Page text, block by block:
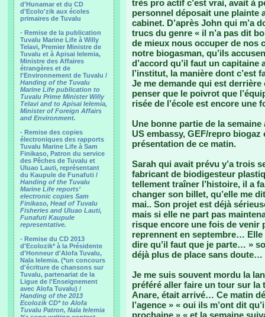
d'Hunamar et du CD
d'Ecolo'zik aux écoles
primaires de Tuvalu
- Remise de la publication
Tuvalu Marine Life à Willy
Telavi, Premier Ministre de
Tuvalu et à Apisai Ielemia,
Ministre des Affaires
étrangères et de
l'Environnement de Tuvalu /
Handing of the Tuvalu
Marine Life publication to
Tuvalu Prime Minister Willy
Telavi and to Apisai Ielemia,
Minister of Foreign Affairs
and Environment.
- Remise des copies
électroniques des rapports
Tuvalu Marine Life à Sam
Finikaso, Patron du service
des Pêches de Tuvalu et
Uluao Lauti, représentant
du Kaupule de Funafuti /
Handing of the Tuvalu
Marine Life reports’
electronic copies Sam
Finikaso, Head of Tuvalu
Fisheries and Uluao Lauti,
Funafuti Kaupule
representative.
- Remise du CD 2013
d'Ecolozik* à la Présidente
d'Honneur d'Alofa Tuvalu,
Nala Ielemia. (*un concours
d'écriture de chansons sur
Tuvalu, partenariat de la
Ligue de l'Enseignement
avec Alofa Tuvalu) /
Handing of the 2013
Ecolozik CD* to Alofa
Tuvalu Patron, Nala Ielemia
très pro actif c’est vrai, avait à
personnel déposait une plainte
cabinet. D’après John qui m’a
trucs du genre « il n’a pas dit
de mieux nous occuper de nos
notre biogasman, qu’ils
d’accord qu’il faut un
l’institut, la manière dont c’est
Je me demande qui est derrière
penser que le poivrot que
risée de l’école est encore une
Une bonne partie de la
US embassy, GEF/repro
présentation de ce matin.
Sarah qui avait prévu y’a trois
fabricant de biodigesteur
tellement traîner l’histoire, il a
changer son billet, qu’elle me
mai.. Son projet est déjà
mais si elle ne part pas
risque encore une fois de
reprennent en septembre… Elle
dire qu’il faut que je parte… »
déjà plus de place sans doute…
Je me suis souvent mordu la
préféré aller faire un tour sur la
Anare, était arrivé… Ce matin
l’agence » « oui ils m’ont dit
prochaine » « et la semaine